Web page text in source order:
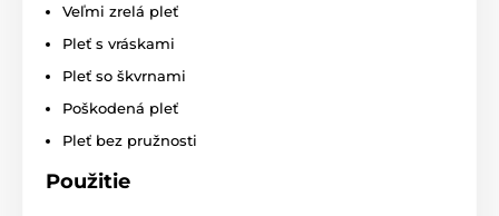
Veľmi zrelá pleť
Pleť s vráskami
Pleť so škvrnami
Poškodená pleť
Pleť bez pružnosti
Použitie